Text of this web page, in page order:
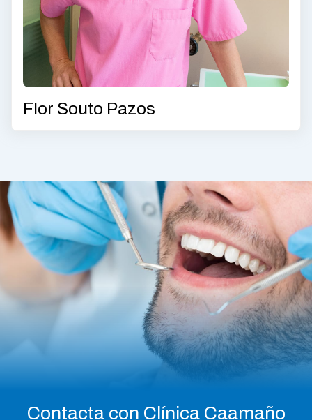
Flor Souto Pazos
Contacta con Clínica Caamaño